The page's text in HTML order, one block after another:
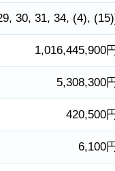
, 30, 31, 34, (4), (15)
1,016,445,900円
5,308,300円
420,500円
6,100円